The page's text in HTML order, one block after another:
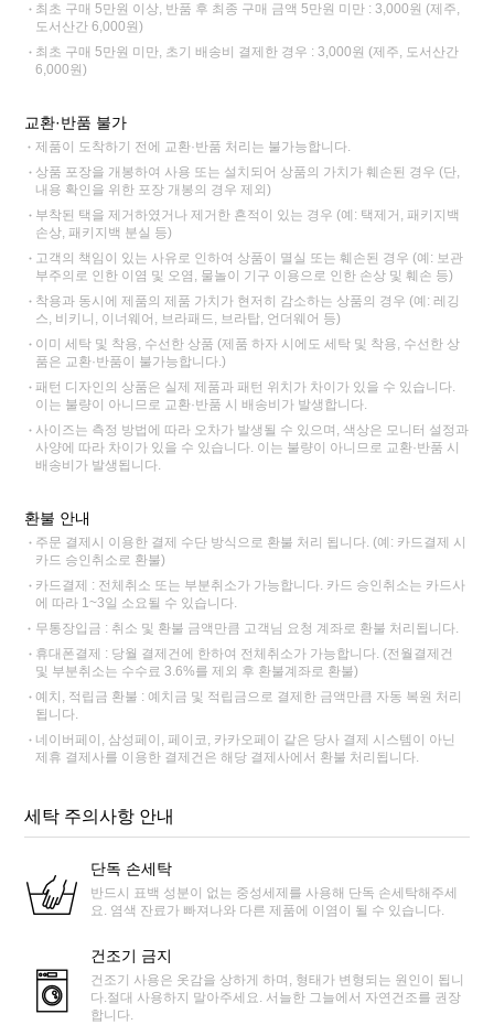
최초 구매 5만원 이상, 반품 후 최종 구매 금액 5만원 미만 : 3,000원 (제주,
도서산간 6,000원)
최초 구매 5만원 미만, 초기 배송비 결제한 경우 : 3,000원 (제주, 도서산간
6,000원)
교환·반품 불가
제품이 도착하기 전에 교환·반품 처리는 불가능합니다.
상품 포장을 개봉하여 사용 또는 설치되어 상품의 가치가 훼손된 경우 (단,
내용 확인을 위한 포장 개봉의 경우 제외)
부착된 택을 제거하였거나 제거한 흔적이 있는 경우 (예: 택제거, 패키지백
손상, 패키지백 분실 등)
고객의 책임이 있는 사유로 인하여 상품이 멸실 또는 훼손된 경우 (예: 보관
부주의로 인한 이염 및 오염, 물놀이 기구 이용으로 인한 손상 및 훼손 등)
착용과 동시에 제품의 제품 가치가 현저히 감소하는 상품의 경우 (예: 레깅
스, 비키니, 이너웨어, 브라패드, 브라탑, 언더웨어 등)
이미 세탁 및 착용, 수선한 상품 (제품 하자 시에도 세탁 및 착용, 수선한 상
품은 교환·반품이 불가능합니다.)
패턴 디자인의 상품은 실제 제품과 패턴 위치가 차이가 있을 수 있습니다.
이는 불량이 아니므로 교환·반품 시 배송비가 발생합니다.
사이즈는 측정 방법에 따라 오차가 발생될 수 있으며, 색상은 모니터 설정과
사양에 따라 차이가 있을 수 있습니다. 이는 불량이 아니므로 교환·반품 시
배송비가 발생됩니다.
환불 안내
주문 결제시 이용한 결제 수단 방식으로 환불 처리 됩니다. (예: 카드결제 시
카드 승인취소로 환불)
카드결제 : 전체취소 또는 부분취소가 가능합니다. 카드 승인취소는 카드사
에 따라 1~3일 소요될 수 있습니다.
무통장입금 : 취소 및 환불 금액만큼 고객님 요청 계좌로 환불 처리됩니다.
휴대폰결제 : 당월 결제건에 한하여 전체취소가 가능합니다. (전월결제건
및 부분취소는 수수료 3.6%를 제외 후 환불계좌로 환불)
예치, 적립금 환불 : 예치금 및 적립금으로 결제한 금액만큼 자동 복원 처리
됩니다.
네이버페이, 삼성페이, 페이코, 카카오페이 같은 당사 결제 시스템이 아닌
제휴 결제사를 이용한 결제건은 해당 결제사에서 환불 처리됩니다.
세탁 주의사항 안내
단독 손세탁
반드시 표백 성분이 없는 중성세제를 사용해 단독 손세탁해주세
요. 염색 잔료가 빠져나와 다른 제품에 이염이 될 수 있습니다.
건조기 금지
건조기 사용은 옷감을 상하게 하며, 형태가 변형되는 원인이 됩니
다.절대 사용하지 말아주세요. 서늘한 그늘에서 자연건조를 권장
합니다.